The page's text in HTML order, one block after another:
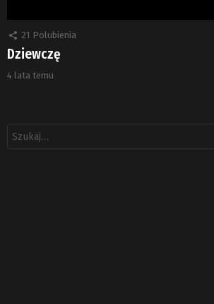
21 Polubienia
Dziewczę
4 lata temu